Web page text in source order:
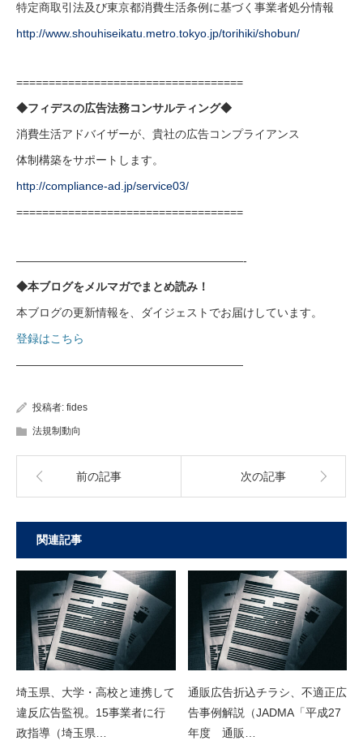
特定商取引法及び東京都消費生活条例に基づく事業者処分情報
http://www.shouhiseikatu.metro.tokyo.jp/torihiki/shobun/
===================================
◆フィデスの広告法務コンサルティング◆
消費生活アドバイザーが、貴社の広告コンプライアンス
体制構築をサポートします。
http://compliance-ad.jp/service03/
===================================
————————————————————-
◆本ブログをメルマガでまとめ読み！
本ブログの更新情報を、ダイジェストでお届けしています。
登録はこちら
————————————————————
投稿者: fides
法規制動向
前の記事 次の記事
関連記事
埼玉県、大学・高校と連携して
違反広告監視。15事業者に行
政指導（埼玉県…
通販広告折込チラシ、不適正広
告事例解説（JADMA「平成27
年度 通販…